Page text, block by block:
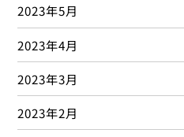
2023年5月
2023年4月
2023年3月
2023年2月